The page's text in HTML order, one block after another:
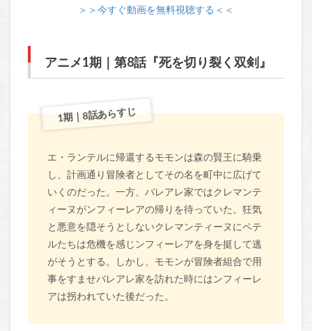
＞＞今すぐ動画を無料視聴する＜＜
アニメ1期｜第8話『死を切り裂く双剣』
1期｜8話あらすじ
エ・ランテルに帰還するモモンは森の賢王に騎乗
し、計画通り冒険者としてその名を町中に広げて
いくのだった。一方、バレアレ家ではクレマンテ
ィーヌがンフィーレアの帰りを待っていた。狂気
と悪意を隠そうとしないクレマンティーヌにペテ
ルたちは危機を感じンフィーレアを身を挺して逃
がそうとする。しかし、モモンが冒険者組合で用
事をすませバレアレ家を訪れた時にはンフィーレ
アは拐われていた後だった。